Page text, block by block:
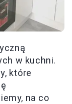
w kuchni.
które
na co